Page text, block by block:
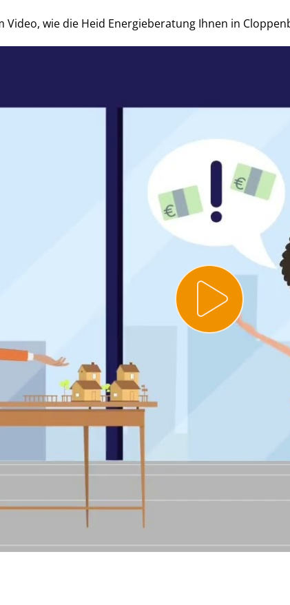
Video, wie die Heid Energieberatung Ihnen in